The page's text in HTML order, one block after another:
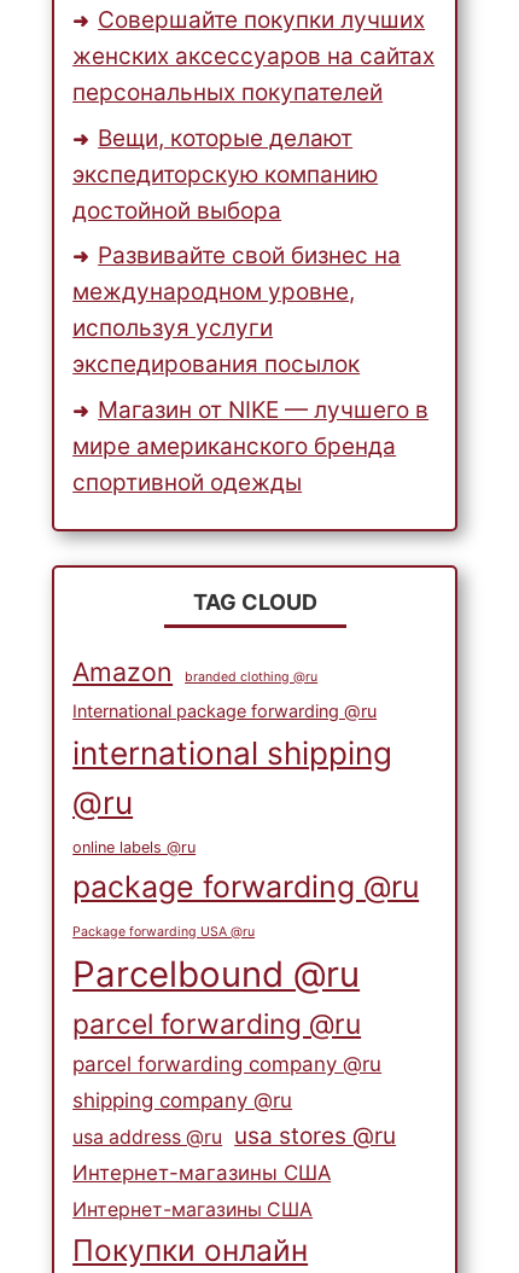
Совершайте покупки лучших
женских аксессуаров на сайтах
персональных покупателей
Вещи, которые делают
экспедиторскую компанию
достойной выбора
Развивайте свой бизнес на
международном уровне,
используя услуги
экспедирования посылок
Магазин от NIKE — лучшего в
мире американского бренда
спортивной одежды
TAG CLOUD
Amazon branded clothing @ru
International package forwarding @ru
international shipping
@ru
online labels @ru
package forwarding @ru
Package forwarding USA @ru
Parcelbound @ru
parcel forwarding @ru
parcel forwarding company @ru
shipping company @ru
usa address @ru usa stores @ru
Интернет-магазины США
Интернет-магазины США
Покупки онлайн